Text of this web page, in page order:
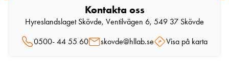
Kontakta oss
Hyreslandslaget Skövde, Ventilvägen 6, 549 37 Skövde
0500- 44 55 60 skovde@hllab.se Visa på karta